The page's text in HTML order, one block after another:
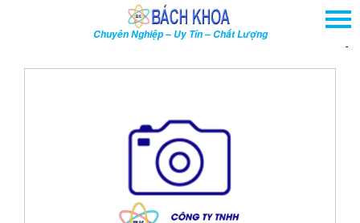
Chuyên Nghiệp – Uy Tín – Chất Lượng